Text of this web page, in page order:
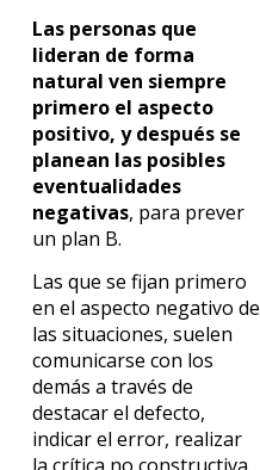
Las personas que
lideran de forma
natural ven siempre
primero el aspecto
positivo, y después se
planean las posibles
eventualidades
negativas, para prever
un plan B.
Las que se fijan primero
en el aspecto negativo de
las situaciones, suelen
comunicarse con los
demás a través de
destacar el defecto,
indicar el error, realizar